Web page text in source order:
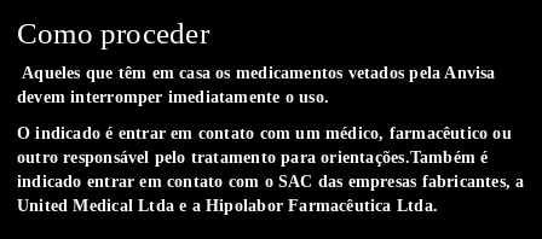
Como proceder
Aqueles que têm em casa os medicamentos vetados pela Anvisa
devem interromper imediatamente o uso.
O indicado é entrar em contato com um médico, farmacêutico ou
outro responsável pelo tratamento para orientações.Também é
indicado entrar em contato com o SAC das empresas fabricantes, a
United Medical Ltda e a Hipolabor Farmacêutica Ltda.